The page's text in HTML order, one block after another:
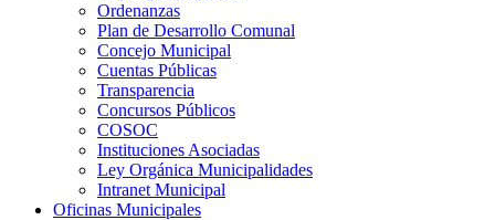
Ordenanzas
Plan de Desarrollo Comunal
Concejo Municipal
Cuentas Públicas
Transparencia
Concursos Públicos
COSOC
Instituciones Asociadas
Ley Orgánica Municipalidades
Intranet Municipal
Oficinas Municipales